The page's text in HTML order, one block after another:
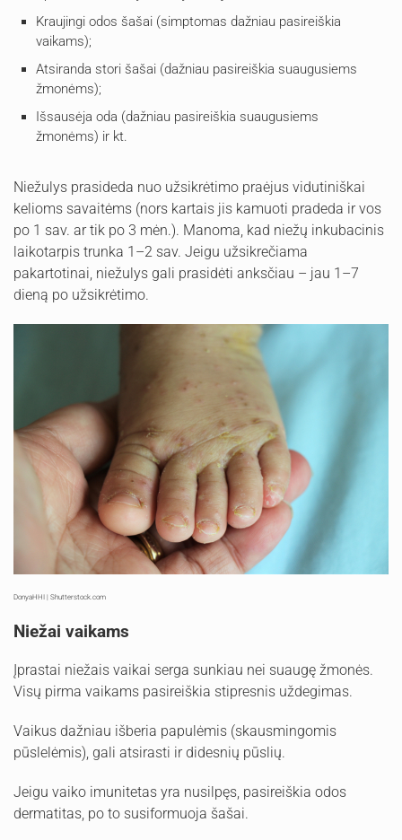
Kraujingi odos šašai (simptomas dažniau pasireiškia
vaikams);
Atsiranda stori šašai (dažniau pasireiškia suaugusiems
žmonėms);
Išsausėja oda (dažniau pasireiškia suaugusiems
žmonėms) ir kt.
Niežulys prasideda nuo užsikrėtimo praėjus vidutiniškai
kelioms savaitėms (nors kartais jis kamuoti pradeda ir vos
po 1 sav. ar tik po 3 mėn.). Manoma, kad niežų inkubacinis
laikotarpis trunka 1–2 sav. Jeigu užsikrečiama
pakartotinai, niežulys gali prasidėti anksčiau – jau 1–7
dieną po užsikrėtimo.
DonyaHHI | Shutterstock.com
Niežai vaikams
Įprastai niežais vaikai serga sunkiau nei suaugę žmonės.
Visų pirma vaikams pasireiškia stipresnis uždegimas.
Vaikus dažniau išberia papulėmis (skausmingomis
pūslelėmis), gali atsirasti ir didesnių pūslių.
Jeigu vaiko imunitetas yra nusilpęs, pasireiškia odos
dermatitas, po to susiformuoja šašai.